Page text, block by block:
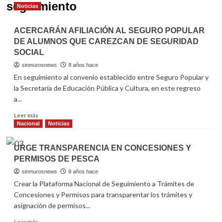
seguimiento
Noticias
ACERCARÁN AFILIACIÓN AL SEGURO POPULAR
DE ALUMNOS QUE CAREZCAN DE SEGURIDAD
SOCIAL
sinmurosnews 8 años hace
En seguimiento al convenio establecido entre Seguro Popular y
la Secretaría de Educación Pública y Cultura, en este regreso
a...
Leer másRead
more
AFILIACIÓN
AL
SEGURO
POPULAR
ALUMNOS
QUE
Nacional Noticias
URGE TRANSPARENCIA EN CONCESIONES Y
PERMISOS DE PESCA
sinmurosnews 8 años hace
Crear la Plataforma Nacional de Seguimiento a Trámites de
Concesiones y Permisos para transparentar los trámites y
asignación de permisos...
Read